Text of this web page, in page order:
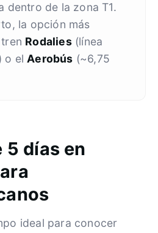
dentro de la zona T1.
la opción más
Rodalies(línea
o el Aerobús (~6,75
5 días en
ideal para conocer